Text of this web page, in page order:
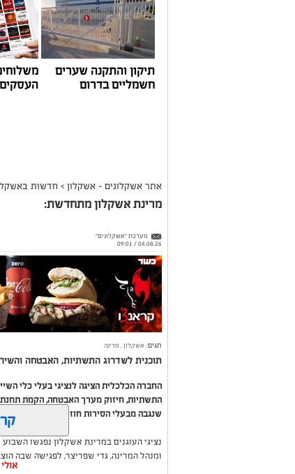
תיקון והתקנה שערים
חשמליים בדרום
אתר אשקלונים - אשקלון > חדשות
מרינת אשקלון מתחדשת:
מערכת "אשקלונים"
04.08.26 / 09:01
תגים: אשקלון, מרינה
תוכנית לשדרוג התשתיות, האבטחה
החברה הכלכלית הציגה לנציגי בעלי כלי
התשתיות, חיזוק מערך האבטחה, הקמת
שנגבה מבעלי הסירות חוזר בחזרה אליהם
נציגי העוגנים במרינת אשקלון נפגשו
ומנהל המרינה, גדי שפריצר, לפגישה שבה
השקעה בתשתיות, בביטחון, בשירותים